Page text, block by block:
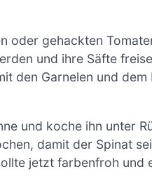
oder gehackten
und ihre Säfte
den Garnelen und
und koche ihn unter
damit der Spinat
jetzt farbenfroh und